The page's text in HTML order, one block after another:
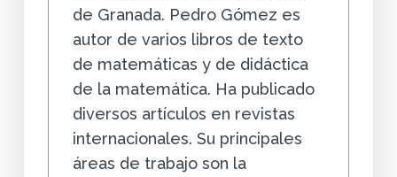
de Granada. Pedro Gómez es
autor de varios libros de texto
de matemáticas y de didáctica
de la matemática. Ha publicado
diversos artículos en revistas
internacionales. Su principales
áreas de trabajo son la